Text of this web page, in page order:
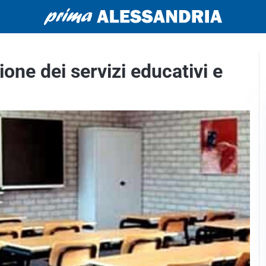
dei servizi educativi e